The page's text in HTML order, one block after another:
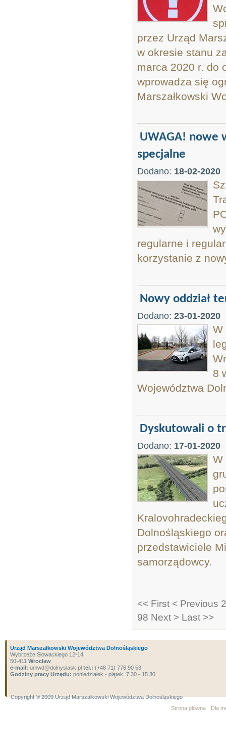
przez Urząd
w okresie stanu
marca 2020 r. do
wprowadza się
Marszałkowski
UWAGA! nowe
specjalne
Dodano: 18-02-2020
regularne i
korzystanie z
Nowy oddział
Dodano: 23-01-2020
W
8
Województwa
Dyskutowali o
Dodano: 17-01-2020
W
Dolnośląskiego
przedstawiciele
samorządowcy.
<< First < Previous
98 Next > Last >>
Urząd Marszałkowski Województwa Dolnośląskiego
Wybrzeże Słowackiego 12-14
50-411 Wrocław
e-mail: umwd@dolnyslask.pl tel.: (+48 71) 776 90 53
Godziny pracy Urzędu: poniedziałek - piątek: 7.30 - 15.30
Copyright ® 2009 Urząd Marszałkowski Województwa Dolnośląskiego
Strona główna
Dla